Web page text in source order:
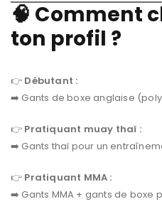
🧠 Comment
ton profil ?
👉 Débutant :
➡️ Gants de boxe anglaise
👉 Pratiquant muay thaï :
➡️ Gants thaï pour un
👉 Pratiquant MMA :
➡️ Gants MMA + gants de boxe